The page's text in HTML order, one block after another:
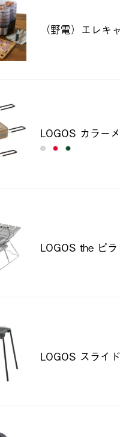
（野電）エレ
LOGOS カラー
LOGOS the ピ
LOGOS スライ